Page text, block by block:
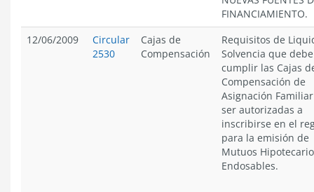
FINANCIAMIENTO.
12/06/2009
Circular
2530
Cajas de
Compensación
Requisitos de
Solvencia que
cumplir las Cajas
Compensación de
Asignación
ser autorizadas a
inscribirse en el
para la emisión de
Mutuos
Endosables.